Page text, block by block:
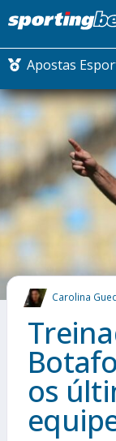
Apostas
COMO
MAIS
Carolina
os